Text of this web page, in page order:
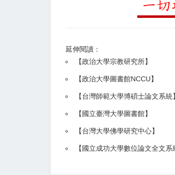
延伸閱讀：
【政治大學宗教研究所】
【政治大學圖書館NCCU】
【台灣師範大學博碩士論文系統】
【 國立臺灣大學圖書館】
【台灣大學佛學研究中心】
【 國立成功大學數位論文全文系